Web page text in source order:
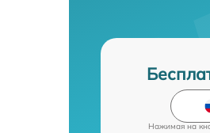
Нажимая на